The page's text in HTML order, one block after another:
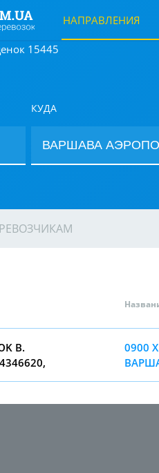
НАПРАВЛЕНИЯ
15445
КУДА
В.
0900